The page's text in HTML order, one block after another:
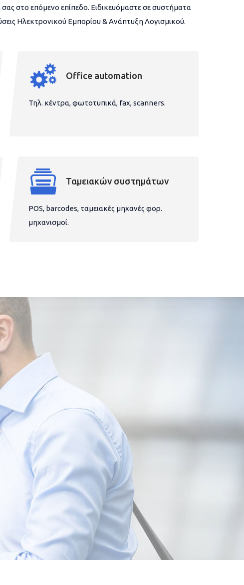
στο επόμενο επίπεδο. Ειδικευόμαστε σε συστήματα
Ηλεκτρονικού Εμπορίου & Ανάπτυξη Λογισμικού.
Office automation
Τηλ. κέντρα, φωτοτυπικά, fax, scanners.
Ταμειακών συστημάτων
POS, barcodes, ταμειακές μηχανές φορ.
μηχανισμοί.